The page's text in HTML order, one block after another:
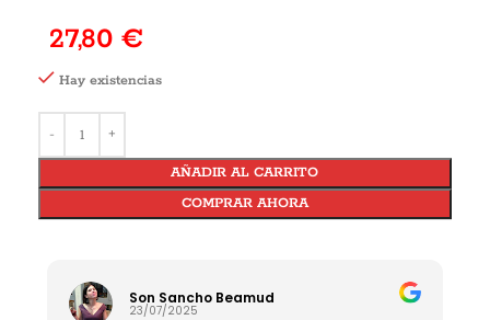
27,80 €
Son Sancho Beamud
23/07/2025
Hay existencias
AÑADIR AL CARRITO
COMPRAR AHORA